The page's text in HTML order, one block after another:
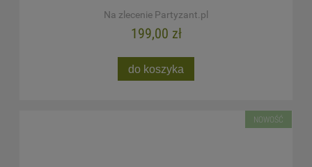
Na zlecenie Partyzant.pl
199,00 zł
do koszyka
NOWOŚĆ